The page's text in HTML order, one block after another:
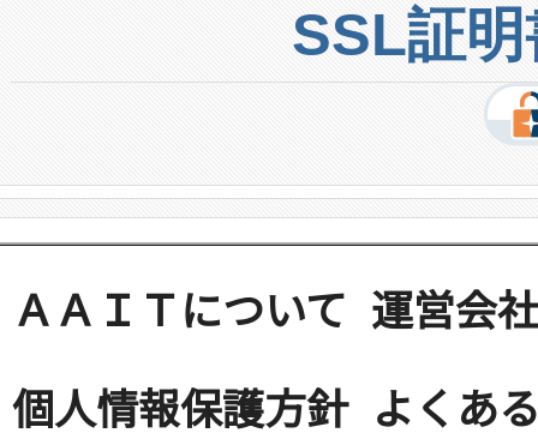
SSL証
ＡＡＩＴについて 運営会社
個人情報保護方針 よくあ